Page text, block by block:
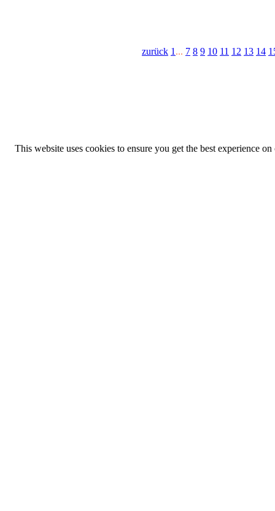
zurück 1 ... 7 8 9 10 11 12 13 14
This website uses cookies to ensure you get the best experience